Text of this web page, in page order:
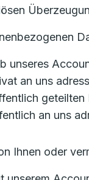
unseres
an uns
an uns
Ihnen oder